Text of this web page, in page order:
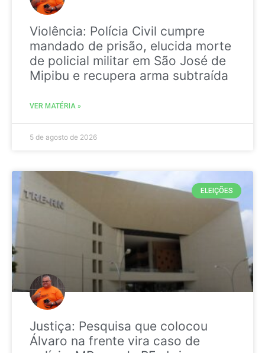
Violência: Polícia Civil cumpre
mandado de prisão, elucida morte
de policial militar em São José de
Mipibu e recupera arma subtraída
VER MATÉRIA »
5 de agosto de 2026
ELEIÇÕES
Justiça: Pesquisa que colocou
Álvaro na frente vira caso de